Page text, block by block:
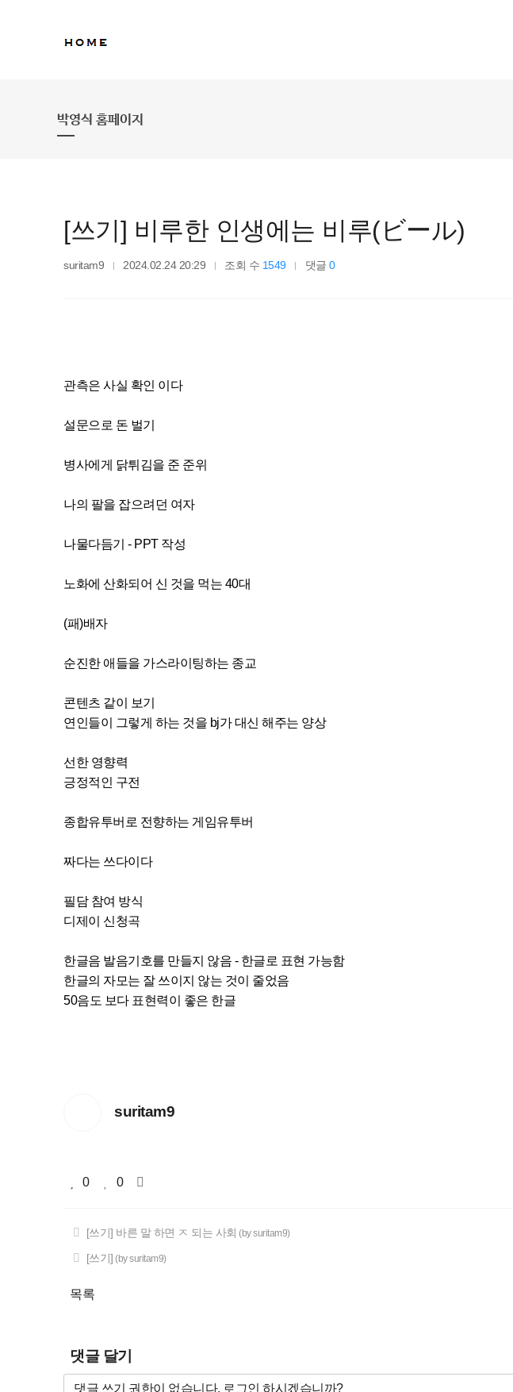
박영식 홈페이지
[쓰기] 비루한 인생에는 비루(ビール)
suritam9 2024.02.24 20:29 조회 수 1549 댓글0
관측은 사실 확인 이다
설문으로 돈 벌기
병사에게 닭튀김을 준 준위
나의 팔을 잡으려던 여자
나물다듬기 - PPT 작성
노화에 산화되어 신 것을 먹는 40대
(패)배자
순진한 애들을 가스라이팅하는 종교
콘텐츠 같이 보기
연인들이 그렇게 하는 것을 bj가 대신 해주는 양상
선한 영향력
긍정적인 구전
종합유투버로 전향하는 게임유투버
짜다는 쓰다이다
필담 참여 방식
디제이 신청곡
한글음 발음기호를 만들지 않음 - 한글로 표현 가능함
한글의 자모는 잘 쓰이지 않는 것이 줄었음
50음도 보다 표현력이 좋은 한글
suritam9
0 0
[쓰기] 바른 말 하면 ㅈ 되는 사회 (by suritam9)
[쓰기] (by suritam9)
목록
댓글 달기